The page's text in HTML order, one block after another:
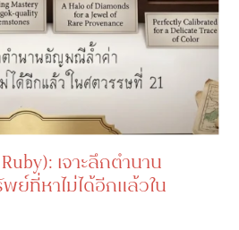
เจาะลึกตำนาน
ที่หาไม่ได้อีกแล้วใน